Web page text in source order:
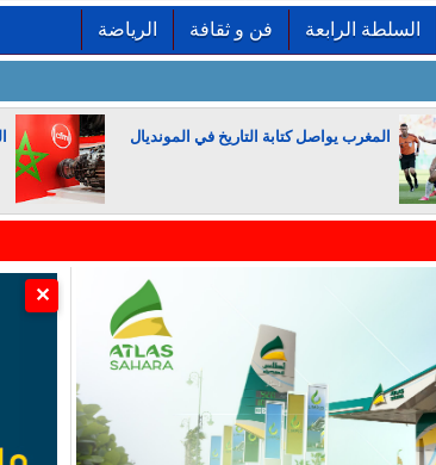
السلطة الرابعة فن و ثقافة الرياضة
المغرب يواصل كتابة التاريخ في المونديال
✕